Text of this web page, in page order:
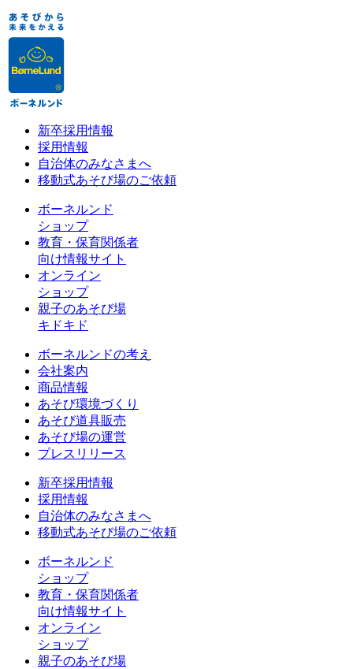
新卒採用情報
採用情報
自治体のみなさまへ
移動式あそび場のご依頼
ボーネルンド
ショップ
教育・保育関係者
向け情報サイト
オンライン
ショップ
親子のあそび場
キドキド
ボーネルンドの考え
会社案内
商品情報
あそび環境づくり
あそび道具販売
あそび場の運営
プレスリリース
新卒採用情報
採用情報
自治体のみなさまへ
移動式あそび場のご依頼
ボーネルンド
ショップ
教育・保育関係者
向け情報サイト
オンライン
ショップ
親子のあそび場